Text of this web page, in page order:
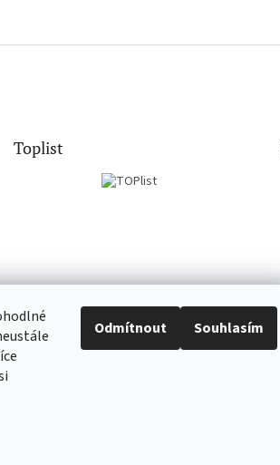
Odmítnout Souhlasím
Toplist
CD-hudba.cz